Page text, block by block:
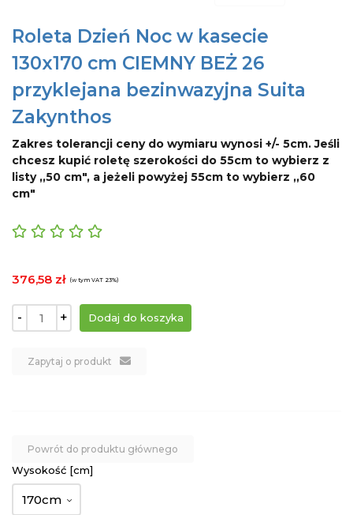
Roleta Dzień Noc w kasecie
130x170 cm CIEMNY BEŻ 26
przyklejana bezinwazyjna Suita
Zakynthos
Zakres tolerancji ceny do wymiaru wynosi +/- 5cm. Jeśli
chcesz kupić roletę szerokości do 55cm to wybierz z
listy ,,50 cm", a jeżeli powyżej 55cm to wybierz ,,60
cm"
376,58 zł (w tym VAT 23%)
- +
Zapytaj o produkt
Powrót do produktu głównego
Wysokość [cm]
170cm